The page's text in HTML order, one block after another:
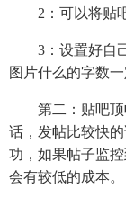
2：可以将贴吧
3：设置好自己
图片什么的字数
第二：贴吧顶
话，发帖比较快
功，如果帖子监
会有较低的成本。